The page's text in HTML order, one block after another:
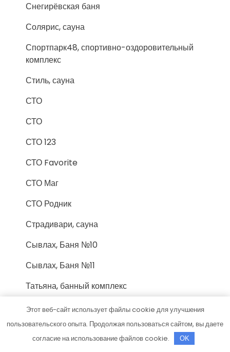
Снегирёвская баня
Солярис, сауна
Спортпарк48, спортивно-оздоровительный
комплекс
Стиль, сауна
СТО
СТО
СТО 123
СТО Favorite
СТО Маг
СТО Родник
Страдивари, сауна
Сывлах, Баня №10
Сывлах, Баня №11
Татьяна, банный комплекс
ТДВ Газ
Томила, сауна
Этот веб-сайт использует файлы cookie для улучшения
пользовательского опыта. Продолжая пользоваться сайтом, вы даете
согласие на использование файлов cookie.
OK